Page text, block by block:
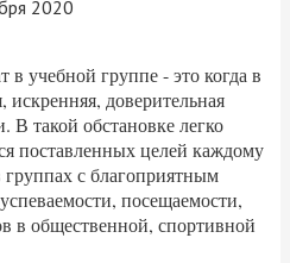
2020
учебной группе - это когда в
искренняя, доверительная
В такой обстановке легко
поставленных целей каждому
группах с благоприятным
посещаемости,
в общественной, спортивной